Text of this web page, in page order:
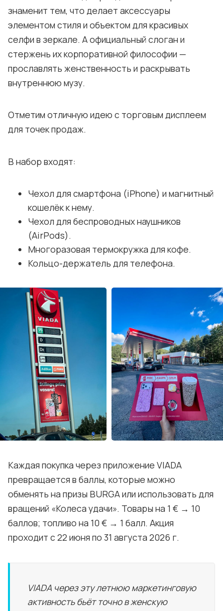
знаменит тем, что делает аксессуары
элементом стиля и объектом для красивых
селфи в зеркале. А официальный слоган и
стержень их корпоративной философии —
прославлять женственность и раскрывать
внутреннюю музу.
Отметим отличную идею с торговым дисплеем
для точек продаж.
В набор входят:
Чехол для смартфона (iPhone) и магнитный
кошелёк к нему.
Чехол для беспроводных наушников
(AirPods).
Многоразовая термокружка для кофе.
Кольцо-держатель для телефона.
Каждая покупка через приложение VIADA
превращается в баллы, которые можно
обменять на призы BURGA или использовать для
вращений «Колеса удачи». Товары на 1 € → 10
баллов; топливо на 10 € → 1 балл. Акция
проходит с 22 июня по 31 августа 2026 г.
VIADA через эту летнюю маркетинговую
активность бьёт точно в женскую